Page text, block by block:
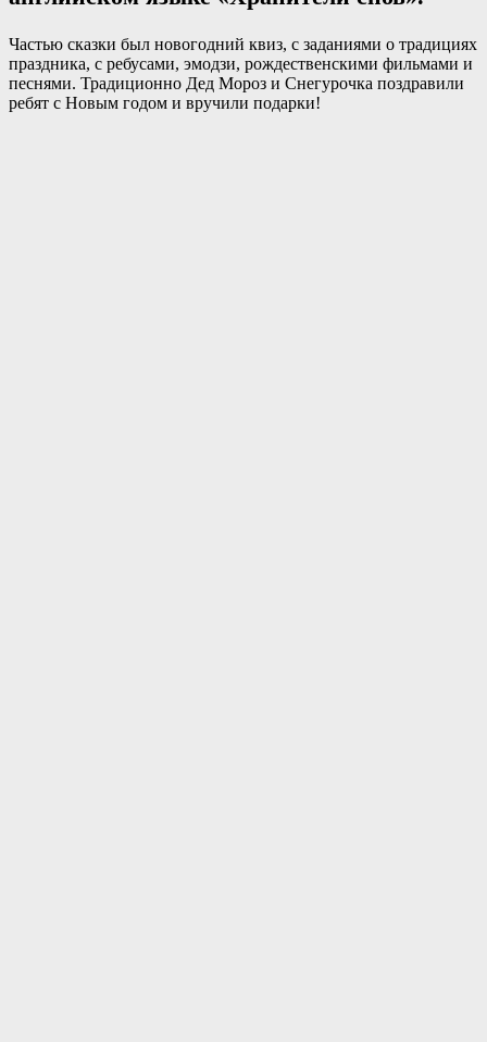
Частью сказки был новогодний квиз, с заданиями о традициях
праздника, с ребусами, эмодзи, рождественскими фильмами и
песнями. Традиционно Дед Мороз и Снегурочка поздравили
ребят с Новым годом и вручили подарки!